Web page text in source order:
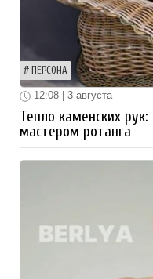
ПЕРСОНА
12:08 | 3 августа
Тепло каменских рук:
мастером ротанга